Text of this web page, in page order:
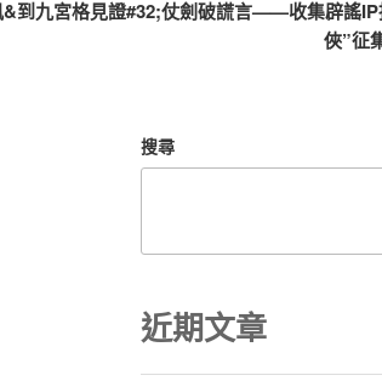
到九宮格見證#32;仗劍破謊言——收集辟謠IP
俠”征
搜尋
近期文章